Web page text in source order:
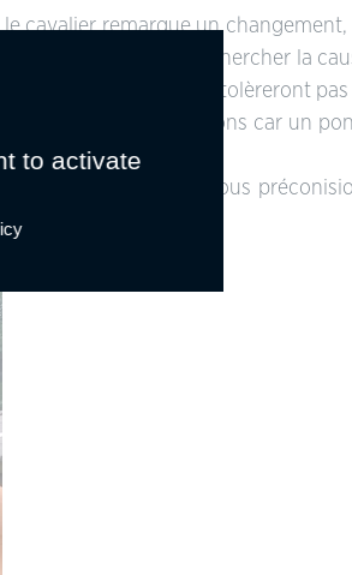
cavalier remarque un changement,
en question et chercher la
alors que d’autres ne tolèreront pas
sport avec ses lésions car un
bien que nous
to activate